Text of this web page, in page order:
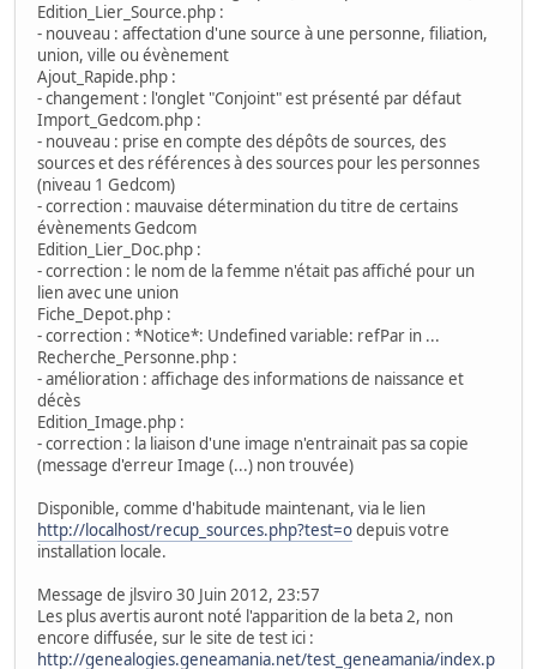
Edition_Lier_Source.php :
- nouveau : affectation d'une source à une personne, filiation,
union, ville ou évènement
Ajout_Rapide.php :
- changement : l'onglet "Conjoint" est présenté par défaut
Import_Gedcom.php :
- nouveau : prise en compte des dépôts de sources, des
sources et des références à des sources pour les personnes
(niveau 1 Gedcom)
- correction : mauvaise détermination du titre de certains
évènements Gedcom
Edition_Lier_Doc.php :
- correction : le nom de la femme n'était pas affiché pour un
lien avec une union
Fiche_Depot.php :
- correction : *Notice*: Undefined variable: refPar in ...
Recherche_Personne.php :
- amélioration : affichage des informations de naissance et
décès
Edition_Image.php :
- correction : la liaison d'une image n'entrainait pas sa copie
(message d'erreur Image (...) non trouvée)
Disponible, comme d'habitude maintenant, via le lien
http://localhost/recup_sources.php?test=odepuis votre
installation locale.
Message de jlsviro 30 Juin 2012, 23:57
Les plus avertis auront noté l'apparition de la beta 2, non
encore diffusée, sur le site de test ici :
http://genealogies.geneamania.net/test_geneamania/index.p